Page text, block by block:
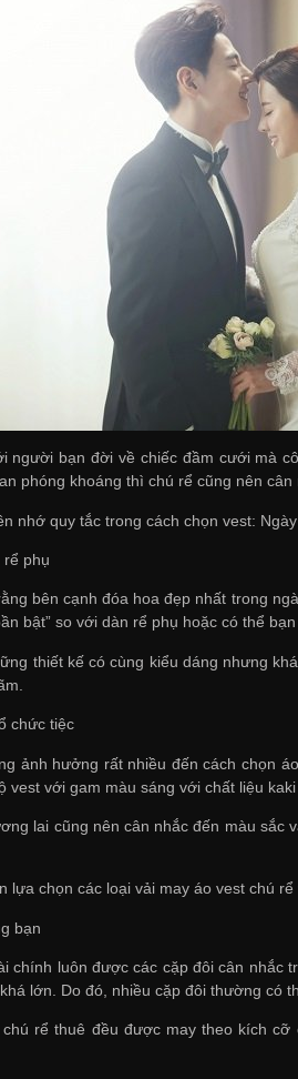
người bạn đời về chiếc đầm cưới mà
phóng khoáng thì chú rể cũng nên
nhớ quy tắc trong cách chọn vest:
rể phụ
bên cạnh đóa hoa đẹp nhất trong
bật” so với dàn rể phụ hoặc có thể
thiết kế có cùng kiểu dáng nhưng
chức tiệc
ảnh hưởng rất nhiều đến cách chọn
vest với gam màu sáng với chất liệu
lai cũng nên cân nhắc đến màu
lựa chọn các loại vải may áo vest chú
bạn
chính luôn được các cặp đôi cân nhắc
lớn. Do đó, nhiều cặp đôi thường có
rể thuê đều được may theo kích